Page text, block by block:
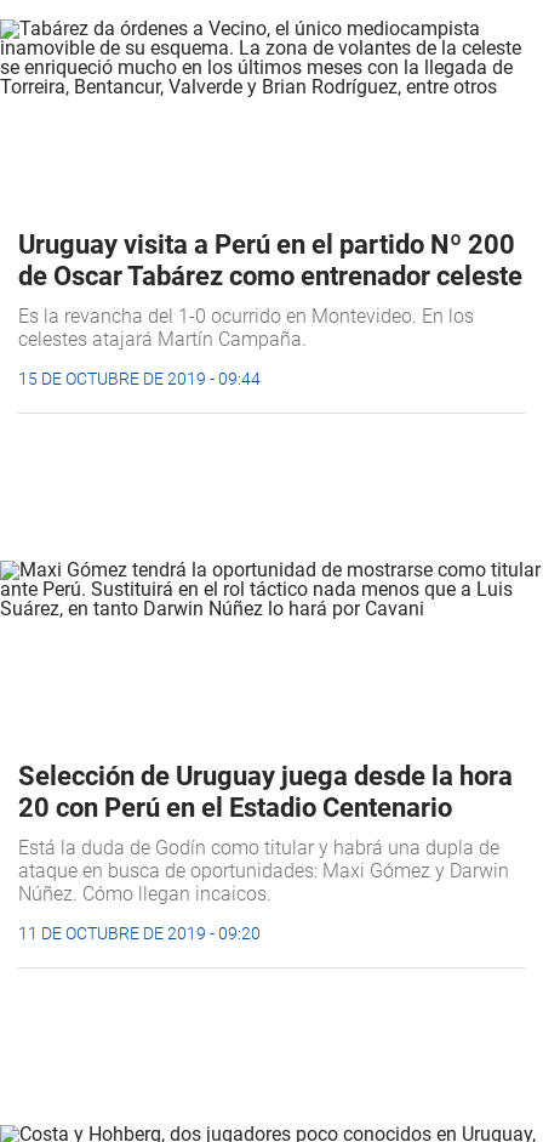
Uruguay visita a Perú en el partido Nº 200
de Oscar Tabárez como entrenador celeste
Es la revancha del 1-0 ocurrido en Montevideo. En los
celestes atajará Martín Campaña.
15 DE OCTUBRE DE 2019 - 09:44
Selección de Uruguay juega desde la hora
20 con Perú en el Estadio Centenario
Está la duda de Godín como titular y habrá una dupla de
ataque en busca de oportunidades: Maxi Gómez y Darwin
Núñez. Cómo llegan incaicos.
11 DE OCTUBRE DE 2019 - 09:20